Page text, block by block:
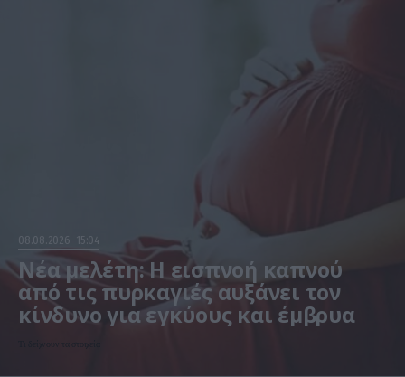
08.08.2026 15:04
Νέα μελέτη: Η εισπνοή καπνού
από τις πυρκαγιές αυξάνει τον
κίνδυνο για εγκύους και έμβρυα